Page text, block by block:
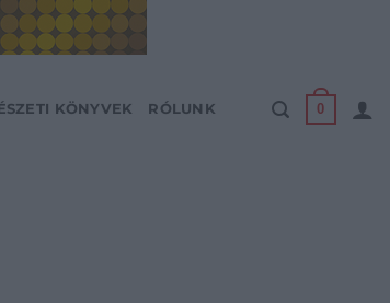
KÖNYVEK RÓLUNK 0